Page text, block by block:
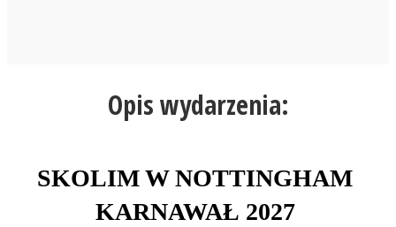
Opis wydarzenia:
SKOLIM W NOTTINGHAM
KARNAWAŁ 2027